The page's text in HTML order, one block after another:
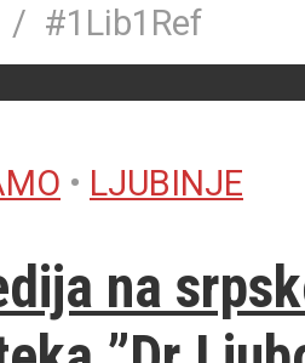
/ #1Lib1Ref
• LJUBINJE
na